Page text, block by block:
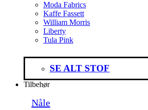
Moda Fabrics
Kaffe Fassett
William Morris
Liberty
Tula Pink
SE ALT STOF
Tilbehør
Nåle